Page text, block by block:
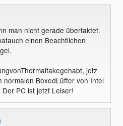
man nicht gerade übertaktet.
einen Beachtlichen
jetz
normalen BoxedLüfter von Intel
PC ist jetzt Leiser!